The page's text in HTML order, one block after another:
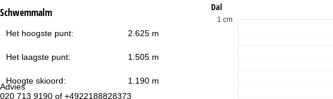
Advies
020 713 9190 of +4922188828373
Schwemmalm
Het hoogste punt: 2.625 m
Het laagste punt: 1.505 m
Hoogte skioord: 1.190 m
Dal
1 cm